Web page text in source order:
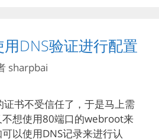
DNS验证进行配置
sharpbai
书不受信任了，于是马上需
想使用80端口的webroot来
以使用DNS记录来进行认